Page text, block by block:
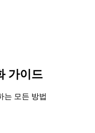
가이드
는 모든 방법